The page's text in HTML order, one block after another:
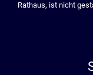
Rathaus, ist nicht